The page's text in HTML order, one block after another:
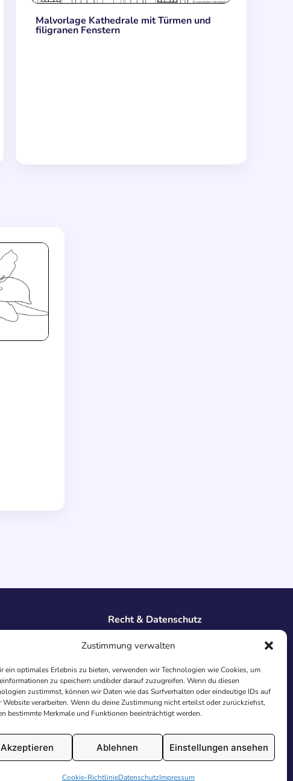
Zustimmung verwalten
ein optimales Erlebnis zu bieten, verwenden wir Technologien wie Cookies, um
zu speichern und/oder darauf zuzugreifen. Wenn du diesen
zustimmst, können wir Daten wie das Surfverhalten oder eindeutige IDs auf
Website verarbeiten. Wenn du deine Zustimmung nicht erteilst oder zurückziehst,
bestimmte Merkmale und Funktionen beeinträchtigt werden.
Akzeptieren Ablehnen Einstellungen ansehen
Cookie-RichtlinieDatenschutzImpressum
Malvorlage Kathedrale mit Türmen und
filigranen Fenstern
Recht & Datenschutz
Datenschutz
AGB
Cookies
Deutschland.